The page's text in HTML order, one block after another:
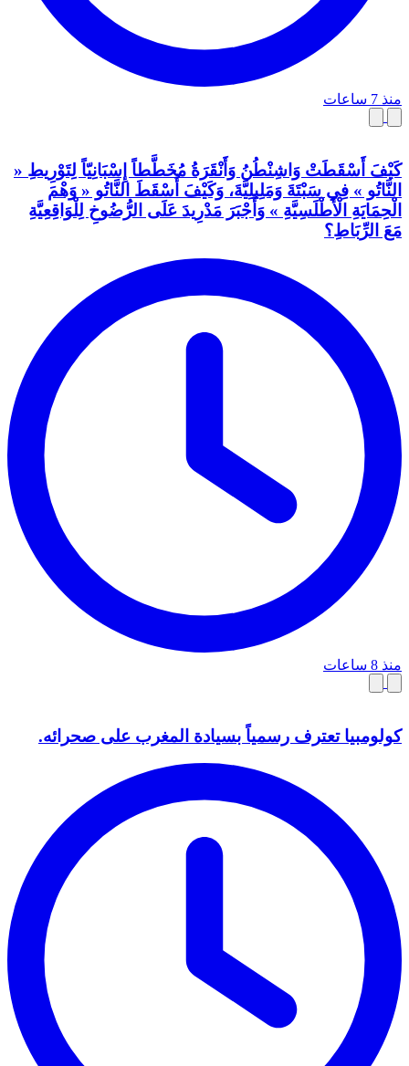
منذ 7 ساعات
كَيْفَ أَسْقَطَتْ وَاشِنْطُنُ وَأَنْقَرَةُ مُخَطَّطاً إِسْبَانِيّاً لِتَوْرِيطِ «
النَّاتُو » فِي سَبْتَةَ وَمَلِيلِيَّةَ، وَكَيْفَ أَسْقَطَ النَّاتُو « وَهْمَ
الْحِمَايَةِ الْأَطْلَسِيَّةِ » وَأَجْبَرَ مَدْرِيدَ عَلَى الرُّضُوخِ لِلْوَاقِعِيَّةِ
مَعَ الرِّبَاطِ؟
منذ 8 ساعات
كولومبيا تعترف رسمياً بسيادة المغرب على صحرائه.